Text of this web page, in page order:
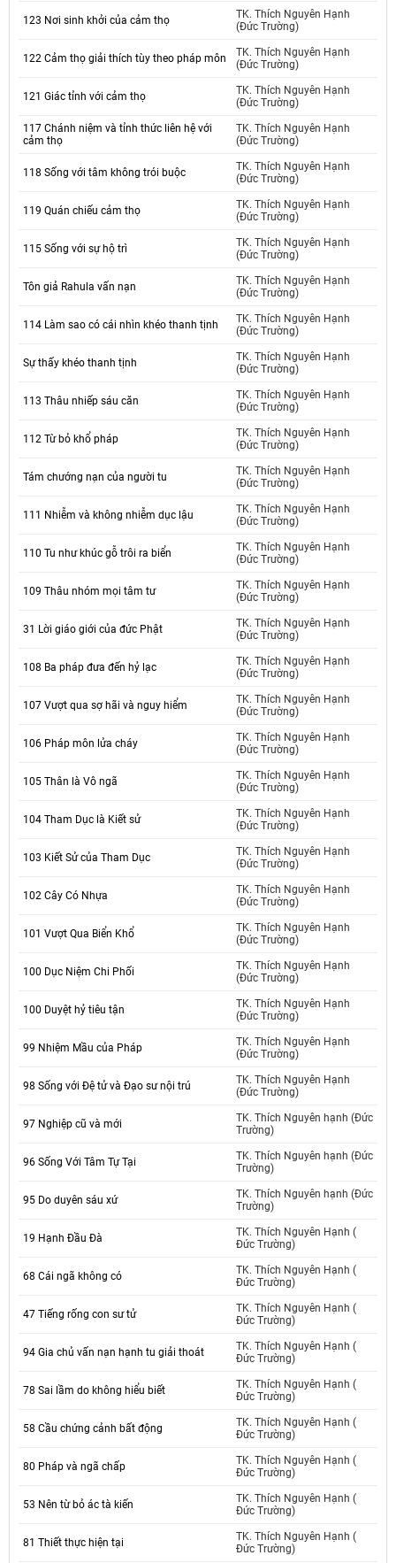
123 Nơi sinh khởi của cảm thọ
TK. Thích Nguyên Hạnh
(Đức Trường)
122 Cảm thọ giải thích tùy theo pháp môn
TK. Thích Nguyên Hạnh
(Đức Trường)
121 Giác tỉnh với cảm thọ
TK. Thích Nguyên Hạnh
(Đức Trường)
117 Chánh niệm và tỉnh thức liên hệ với
cảm thọ
TK. Thích Nguyên Hạnh
(Đức Trường)
118 Sống với tâm không trói buộc
TK. Thích Nguyên Hạnh
(Đức Trường)
119 Quán chiếu cảm thọ
TK. Thích Nguyên Hạnh
(Đức Trường)
115 Sống với sự hộ trì
TK. Thích Nguyên Hạnh
(Đức Trường)
Tôn giả Rahula vấn nạn
TK. Thích Nguyên Hạnh
(Đức Trường)
114 Làm sao có cái nhìn khéo thanh tịnh
TK. Thích Nguyên Hạnh
(Đức Trường)
Sự thấy khéo thanh tịnh
TK. Thích Nguyên Hạnh
(Đức Trường)
113 Thâu nhiếp sáu căn
TK. Thích Nguyên Hạnh
(Đức Trường)
112 Từ bỏ khổ pháp
TK. Thích Nguyên Hạnh
(Đức Trường)
Tám chướng nạn của người tu
TK. Thích Nguyên Hạnh
(Đức Trường)
111 Nhiễm và không nhiễm dục lậu
TK. Thích Nguyên Hạnh
(Đức Trường)
110 Tu như khúc gỗ trôi ra biển
TK. Thích Nguyên Hạnh
(Đức Trường)
109 Thâu nhóm mọi tâm tư
TK. Thích Nguyên Hạnh
(Đức Trường)
31 Lời giáo giới của đức Phật
TK. Thích Nguyên Hạnh
(Đức Trường)
108 Ba pháp đưa đến hỷ lạc
TK. Thích Nguyên Hạnh
(Đức Trường)
107 Vượt qua sợ hãi và nguy hiểm
TK. Thích Nguyên Hạnh
(Đức Trường)
106 Pháp môn lửa cháy
TK. Thích Nguyên Hạnh
(Đức Trường)
105 Thân là Vô ngã
TK. Thích Nguyên Hạnh
(Đức Trường)
104 Tham Dục là Kiết sử
TK. Thích Nguyên Hạnh
(Đức Trường)
103 Kiết Sử của Tham Dục
TK. Thích Nguyên Hạnh
(Đức Trường)
102 Cây Có Nhựa
TK. Thích Nguyên Hạnh
(Đức Trường)
101 Vượt Qua Biển Khổ
TK. Thích Nguyên Hạnh
(Đức Trường)
100 Dục Niệm Chi Phối
TK. Thích Nguyên Hạnh
(Đức Trường)
100 Duyệt hỷ tiêu tận
TK. Thích Nguyên Hạnh
(Đức Trường)
99 Nhiệm Mầu của Pháp
TK. Thích Nguyên Hạnh
(Đức Trường)
98 Sống với Đệ tử và Đạo sư nội trú
TK. Thích Nguyên Hạnh
(Đức Trường)
97 Nghiệp cũ và mới
TK. Thích Nguyên hạnh (Đức
Trường)
96 Sống Với Tâm Tự Tại
TK. Thích Nguyên hạnh (Đức
Trường)
95 Do duyên sáu xứ
TK. Thích Nguyên hạnh (Đức
Trường)
19 Hạnh Đầu Đà
TK. Thích Nguyên Hạnh (
Đức Trường)
68 Cái ngã không có
TK. Thích Nguyên Hạnh (
Đức Trường)
47 Tiếng rống con sư tử
TK. Thích Nguyên Hạnh (
Đức Trường)
94 Gia chủ vấn nạn hạnh tu giải thoát
TK. Thích Nguyên Hạnh (
Đức Trường)
78 Sai lầm do không hiểu biết
TK. Thích Nguyên Hạnh (
Đức Trường)
58 Cầu chứng cảnh bất động
TK. Thích Nguyên Hạnh (
Đức Trường)
80 Pháp và ngã chấp
TK. Thích Nguyên Hạnh (
Đức Trường)
53 Nên từ bỏ ác tà kiến
TK. Thích Nguyên Hạnh (
Đức Trường)
81 Thiết thực hiện tại
TK. Thích Nguyên Hạnh (
Đức Trường)